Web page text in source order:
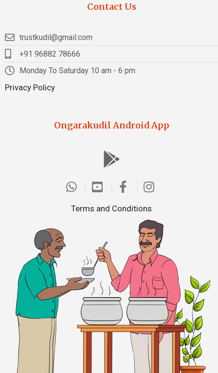
Contact Us
trustkudil@gmail.com
+91 96882 78666
Monday To Saturday 10 am - 6 pm
Privacy Policy
Ongarakudil Android App
Terms and Conditions